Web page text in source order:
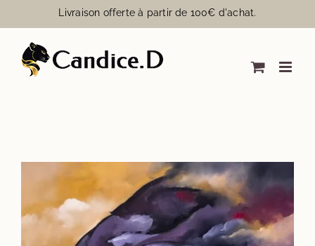
contenu
Livraison offerte à partir de 100€ d'achat.